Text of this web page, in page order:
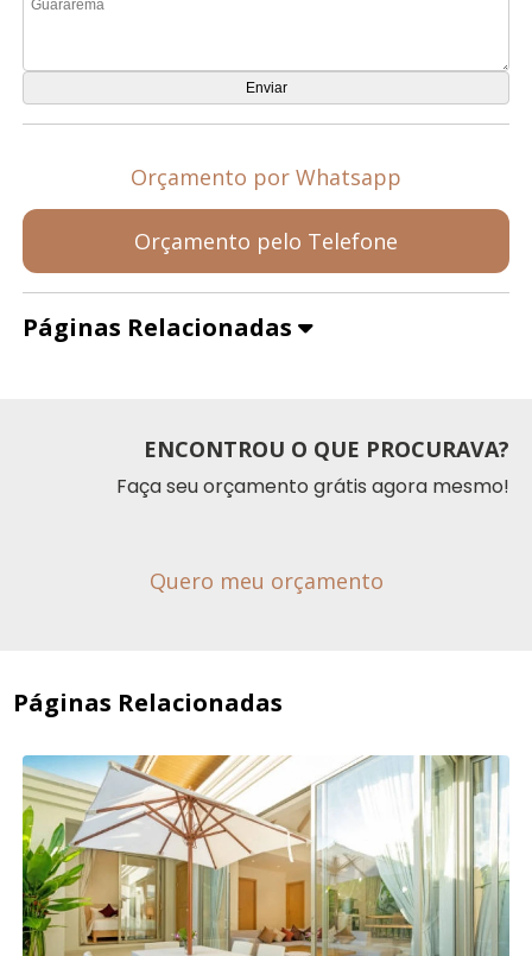
Orçamento por Whatsapp
Orçamento pelo Telefone
Páginas Relacionadas
ENCONTROU O QUE PROCURAVA?
Faça seu orçamento grátis agora mesmo!
Quero meu orçamento
Páginas Relacionadas